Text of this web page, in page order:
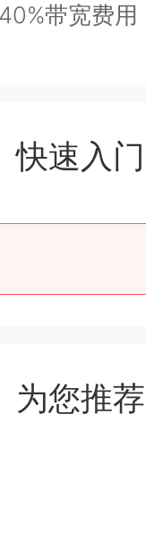
带宽费用
快速入门
为您推荐